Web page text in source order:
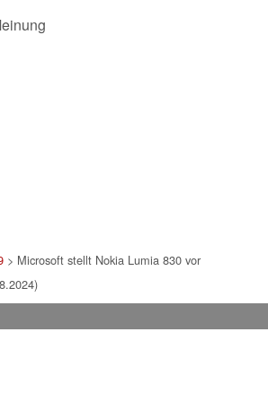
> Microsoft stellt Nokia Lumia 830 vor